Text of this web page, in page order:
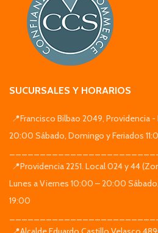
SUCURSALES Y HORARIOS
📍Francisco Bilbao 2049, Providencia
20:00 Sábado, Domingo y Feriados
📍Providencia 2251. Local 024 y 44
Lunes a Viernes 10:00 – 20:00
19:00